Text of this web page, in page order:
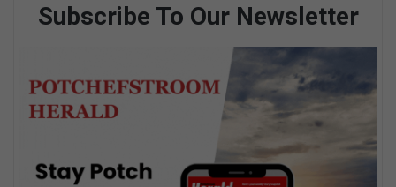
Subscribe To Our Newsletter